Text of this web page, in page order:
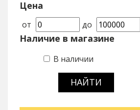
Цена
от до
Наличие в магазине
В наличии
НАЙТИ